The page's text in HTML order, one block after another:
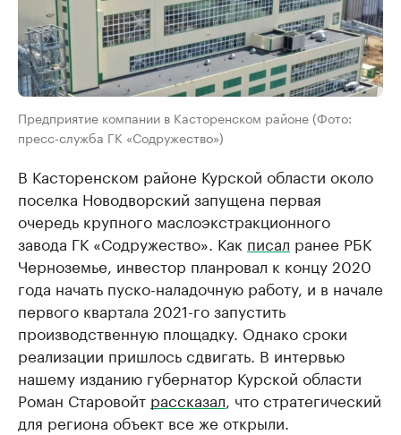
Предприятие компании в Касторенском районе (Фото:
пресс-служба ГК «Содружество»)
В Касторенском районе Курской области около
поселка Новодворский запущена первая
очередь крупного маслоэкстракционного
завода ГК «Содружество». Как писал ранее РБК
Черноземье, инвестор планровал к концу 2020
года начать пуско-наладочную работу, и в начале
первого квартала 2021-го запустить
производственную площадку. Однако сроки
реализации пришлось сдвигать. В интервью
нашему изданию губернатор Курской области
Роман Старовойт рассказал, что стратегический
для региона объект все же открыли.